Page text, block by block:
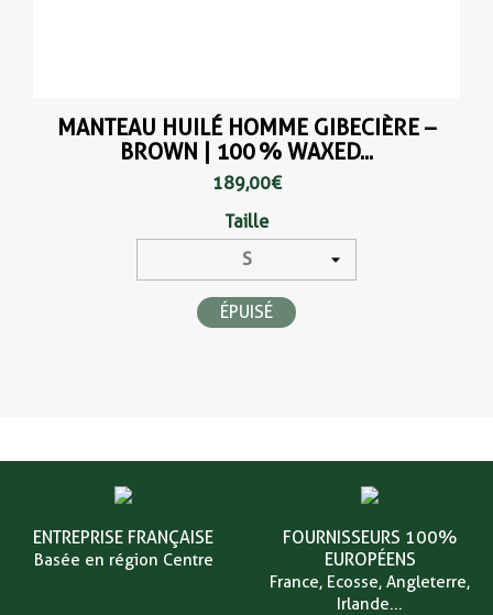
MANTEAU HUILÉ HOMME GIBECIÈRE –
BROWN | 100 % WAXED...
189,00 €
Taille
ÉPUISÉ
ENTREPRISE FRANÇAISE
Basée en région Centre
FOURNISSEURS 100%
EUROPÉENS
France, Ecosse, Angleterre,
Irlande...